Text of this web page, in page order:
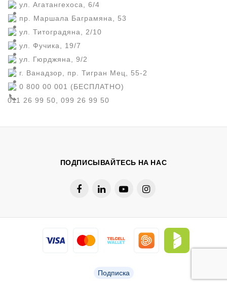
ул. Агатангехоса, 6/4
пр. Маршала Баграмяна, 53
ул. Титоградяна, 2/10
ул. Фучика, 19/7
ул. Гюрджяна, 9/2
г. Ванадзор, пр. Тигран Мец, 55-2
0 800 00 001 (БЕСПЛАТНО)
011 26 99 50, 099 26 99 50
ПОДПИСЫВАЙТЕСЬ НА НАС
Подписка